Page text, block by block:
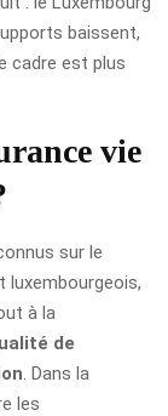
baissent,
cadre est plus
vie
sur le
luxembourgeois,
à la
de
. Dans la
les